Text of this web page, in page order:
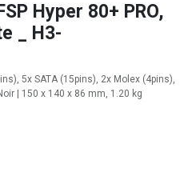
Hyper 80+ PRO,
_ H3-
5x SATA (15pins), 2x Molex (4pins),
| 150 x 140 x 86 mm, 1.20 kg